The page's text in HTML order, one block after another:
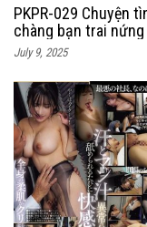
PKPR-029 Chuyện
chàng bạn trai
July 9, 2025